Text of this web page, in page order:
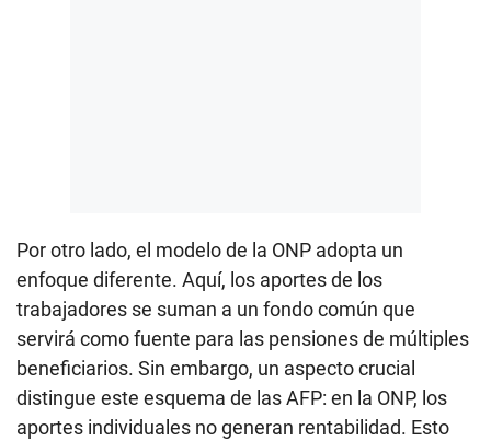
Por otro lado, el modelo de la ONP adopta un
enfoque diferente. Aquí, los aportes de los
trabajadores se suman a un fondo común que
servirá como fuente para las pensiones de múltiples
beneficiarios. Sin embargo, un aspecto crucial
distingue este esquema de las AFP: en la ONP, los
aportes individuales no generan rentabilidad. Esto